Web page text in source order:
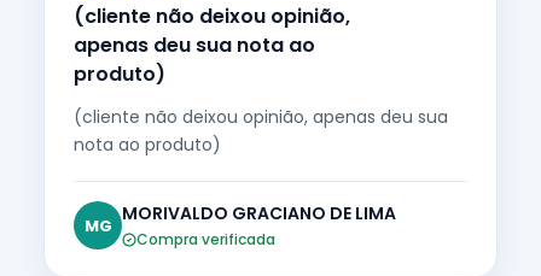
(cliente não deixou opinião,
apenas deu sua nota ao
produto)
(cliente não deixou opinião, apenas deu sua
nota ao produto)
MG
MORIVALDO GRACIANO DE LIMA
Compra verificada